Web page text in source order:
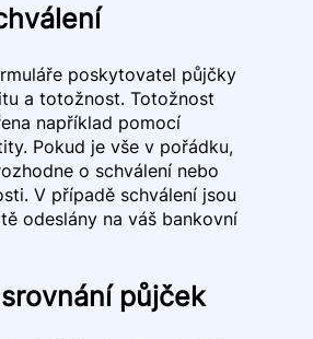
poskytovatel půjčky
a totožnost. Totožnost
například pomocí
Pokud je vše v pořádku,
o schválení nebo
V případě schválení jsou
odeslány na váš bankovní
půjček